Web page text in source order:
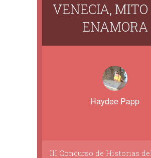
VENECIA, MITO
ENAMORA
Haydee Papp
III Concurso de Historias